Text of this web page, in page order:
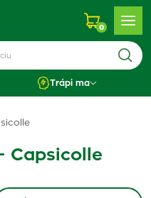
0
Trápi ma
Capsicolle